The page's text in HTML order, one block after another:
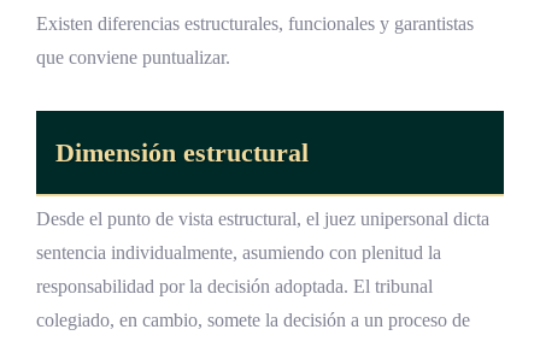
El derecho al recurso en perspectiva
comparada
en materia penal
La carga de trabajo de los jueces
unipersonales
La capacitación y actualización judicial
Medidas alternativas al proceso penal
Existen diferencias estructurales, funcionales y garantistas
que conviene puntualizar.
Dimensión estructural
Desde el punto de vista estructural, el juez unipersonal dicta
sentencia individualmente, asumiendo con plenitud la
responsabilidad por la decisión adoptada. El tribunal
colegiado, en cambio, somete la decisión a un proceso de